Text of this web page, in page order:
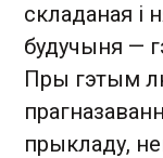
складаная і
будучыня —
Пры гэтым
прыкладу,